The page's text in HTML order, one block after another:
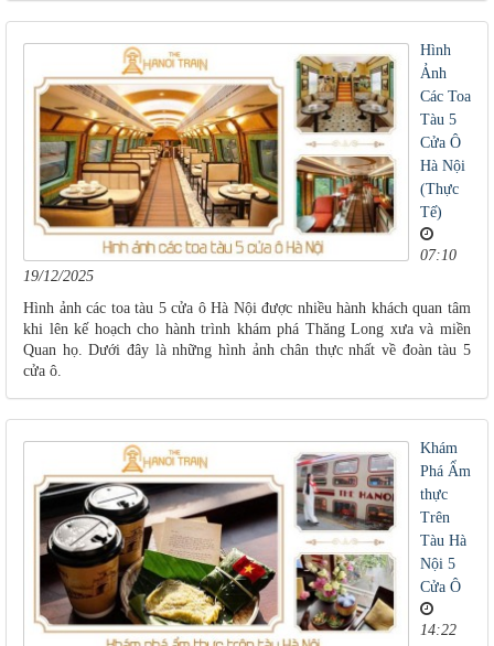
Hình
Ảnh
Các Toa
Tàu 5
Cửa Ô
Hà Nội
(Thực
Tế)
07:10
19/12/2025
Hình ảnh các toa tàu 5 cửa ô Hà Nội được nhiều hành khách quan tâm
khi lên kế hoạch cho hành trình khám phá Thăng Long xưa và miền
Quan họ. Dưới đây là những hình ảnh chân thực nhất về đoàn tàu 5
cửa ô.
Khám
Phá Ẩm
thực
Trên
Tàu Hà
Nội 5
Cửa Ô
14:22